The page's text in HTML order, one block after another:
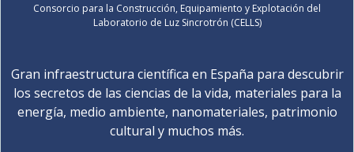
Consorcio para la Construcción, Equipamiento y Explotación del
Laboratorio de Luz Sincrotrón (CELLS)
Gran infraestructura científica en España para descubrir
los secretos de las ciencias de la vida, materiales para la
energía, medio ambiente, nanomateriales, patrimonio
cultural y muchos más.